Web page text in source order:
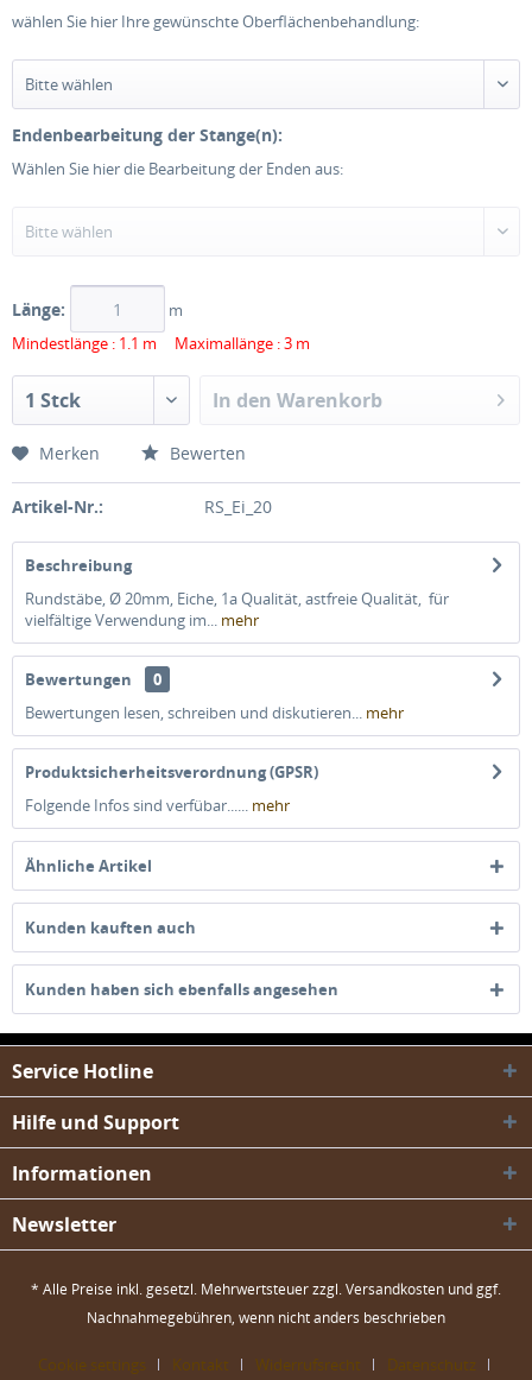
wählen Sie hier Ihre gewünschte Oberflächenbehandlung:
Endenbearbeitung der Stange(n):
Wählen Sie hier die Bearbeitung der Enden aus:
Länge:
m
Mindestlänge : 1.1 m Maximallänge : 3 m
In den Warenkorb
Merken Bewerten
Artikel-Nr.: RS_Ei_20
Beschreibung
Rundstäbe, Ø 20mm, Eiche, 1a Qualität, astfreie Qualität, für
vielfältige Verwendung im... mehr
Bewertungen
0
Bewertungen lesen, schreiben und diskutieren... mehr
Produktsicherheitsverordnung (GPSR)
Folgende Infos sind verfübar...... mehr
Ähnliche Artikel
Kunden kauften auch
Kunden haben sich ebenfalls angesehen
Service Hotline
Hilfe und Support
Informationen
Newsletter
* Alle Preise inkl. gesetzl. Mehrwertsteuer zzgl.Versandkosten und ggf.
Nachnahmegebühren, wenn nicht anders beschrieben
Cookie settings Kontakt Widerrufsrecht Datenschutz